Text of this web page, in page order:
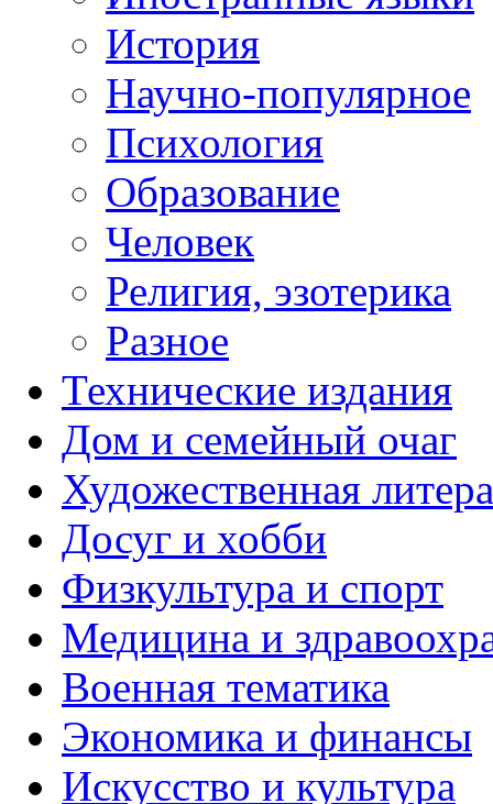
История
Научно-популярное
Психология
Образование
Человек
Религия, эзотерика
Разное
Технические издания
Дом и семейный очаг
Художественная
Досуг и хобби
Физкультура и спорт
Медицина и
Военная тематика
Экономика и финансы
Искусство и культура